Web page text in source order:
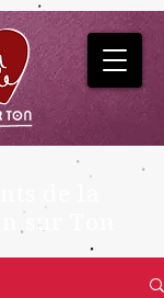
de la
sur Ton